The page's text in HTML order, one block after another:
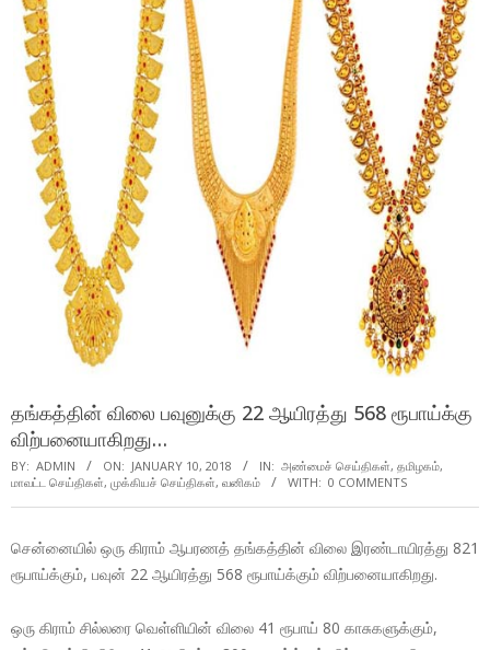
தங்கத்தின் விலை பவுனுக்கு 22 ஆயிரத்து 568 ரூபாய்க்கு
விற்பனையாகிறது…
BY: ADMIN ON: JANUARY 10, 2018 IN: அண்மைச் செய்திகள், தமிழகம்,
மாவட்ட செய்திகள், முக்கியச் செய்திகள், வனிகம் WITH: 0 COMMENTS
சென்னையில் ஒரு கிராம் ஆபரணத் தங்கத்தின் விலை இரண்டாயிரத்து 821
ரூபாய்க்கும், பவுன் 22 ஆயிரத்து 568 ரூபாய்க்கும் விற்பனையாகிறது.
ஒரு கிராம் சில்லரை வெள்ளியின் விலை 41 ரூபாய் 80 காசுகளுக்கும்,